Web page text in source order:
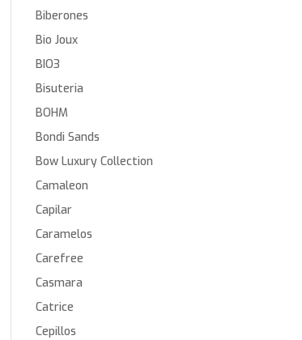
Biberones
Bio Joux
BIO3
Bisuteria
BOHM
Bondi Sands
Bow Luxury Collection
Camaleon
Capilar
Caramelos
Carefree
Casmara
Catrice
Cepillos